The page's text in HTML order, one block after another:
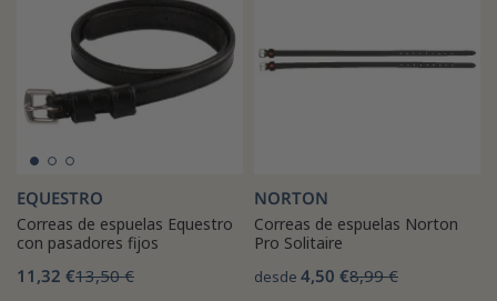
EQUESTRO
Correas de espuelas Equestro
con pasadores fijos
11,32 €13,50 €
NORTON
Correas de espuelas Norton
Pro Solitaire
desde 4,50 €8,99 €